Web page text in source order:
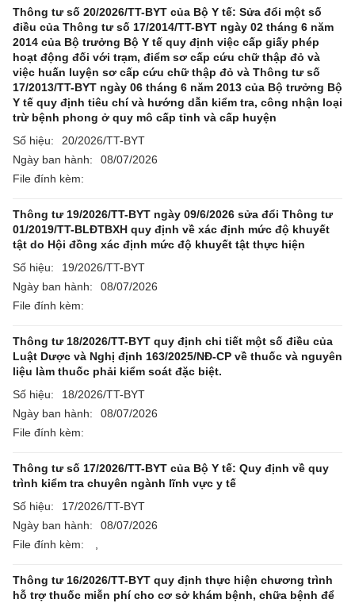
Thông tư số 20/2026/TT-BYT của Bộ Y tế: Sửa đổi một số
điều của Thông tư số 17/2014/TT-BYT ngày 02 tháng 6 năm
2014 của Bộ trưởng Bộ Y tế quy định việc cấp giấy phép
hoạt động đối với trạm, điểm sơ cấp cứu chữ thập đỏ và
việc huấn luyện sơ cấp cứu chữ thập đỏ và Thông tư số
17/2013/TT-BYT ngày 06 tháng 6 năm 2013 của Bộ trưởng Bộ
Y tế quy định tiêu chí và hướng dẫn kiểm tra, công nhận loại
trừ bệnh phong ở quy mô cấp tỉnh và cấp huyện
Số hiệu:
20/2026/TT-BYT
Ngày ban hành:
08/07/2026
File đính kèm:
Thông tư 19/2026/TT-BYT ngày 09/6/2026 sửa đổi Thông tư
01/2019/TT-BLĐTBXH quy định về xác định mức độ khuyết
tật do Hội đồng xác định mức độ khuyết tật thực hiện
Số hiệu:
19/2026/TT-BYT
Ngày ban hành:
08/07/2026
File đính kèm:
Thông tư 18/2026/TT-BYT quy định chi tiết một số điều của
Luật Dược và Nghị định 163/2025/NĐ-CP về thuốc và nguyên
liệu làm thuốc phải kiểm soát đặc biệt.
Số hiệu:
18/2026/TT-BYT
Ngày ban hành:
08/07/2026
File đính kèm:
Thông tư số 17/2026/TT-BYT của Bộ Y tế: Quy định về quy
trình kiểm tra chuyên ngành lĩnh vực y tế
Số hiệu:
17/2026/TT-BYT
Ngày ban hành:
08/07/2026
File đính kèm:
Thông tư 16/2026/TT-BYT quy định thực hiện chương trình
hỗ trợ thuốc miễn phí cho cơ sở khám bệnh, chữa bệnh để